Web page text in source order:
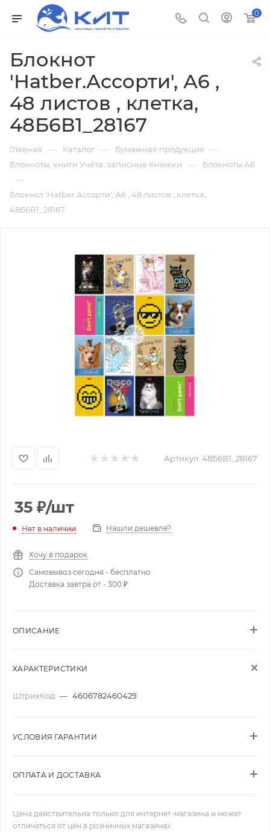
0
Блокнот
'Hatber.Ассорти', А6 ,
48 листов , клетка,
48Б6В1_28167
Главная — Каталог — Бумажная продукция —
Блокноты, книги Учёта, записные Книжки — Блокноты А6
—
Блокнот 'Hatber.Ассорти', А6 , 48 листов , клетка,
48Б6В1_28167
Артикул: 48Б6В1_28167
35 ₽/шт
Нет в наличии Нашли дешевле?
Хочу в подарок
Самовывоз сегодня - бесплатно
Доставка завтра от - 300 ₽
ОПИСАНИЕ
ХАРАКТЕРИСТИКИ
ШтрихКод — 4606782460429
УСЛОВИЯ ГАРАНТИИ
ОПЛАТА И ДОСТАВКА
Цена действительна только для интернет-магазина и может
отличаться от цен в розничных магазинах